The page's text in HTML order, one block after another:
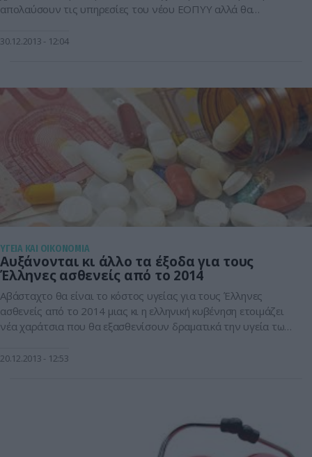
απολαύσουν τις υπηρεσίες του νέου ΕΟΠΥΥ αλλά θα
κάρτα του. Θέμα χρόνου αποτελεί η έκδοση της ηλεκτρονικής
30.12.2013 12:04
ΥΓΕΙΑ ΚΑΙ ΟΙΚΟΝΟΜΙΑ
Αυξάνονται κι άλλο τα έξοδα για τους
Έλληνες ασθενείς από το 2014
Αβάσταχτο θα είναι το κόστος υγείας για τους Έλληνες
ασθενείς από το 2014 μιας κι η ελληνική κυβένηση ετοιμάζει
νέα χαράτσια που θα εξασθενίσουν δραματικά την υγεία των
των ασθενών έχουν επιβαρυνθεί από διάφορα χαράτσια που
20.12.2013 12:53